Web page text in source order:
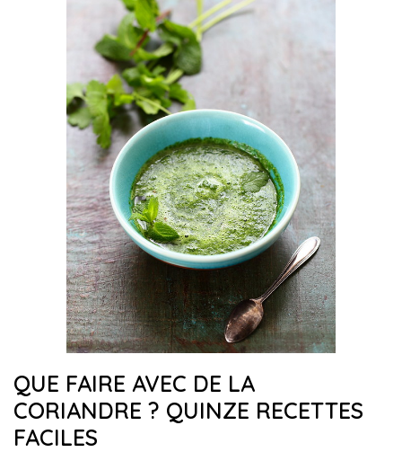
QUE FAIRE AVEC DE LA
CORIANDRE ? QUINZE RECETTES
FACILES